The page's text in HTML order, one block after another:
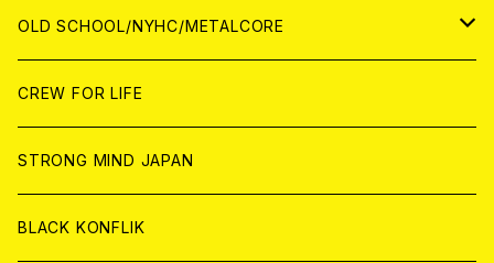
ANALOG
ANALOG
CD
ANALOG
CD
ANALOG
WORLD
CD
ANALOG
JAPAN
CD
ANALOG
WORLD
CD
ANALOG
OLD SCHOOL/NYHC/METALCORE
JAPAN
CD
ANALOG
WORLD
CD
CREW FOR LIFE
STRONG MIND JAPAN
BLACK KONFLIK